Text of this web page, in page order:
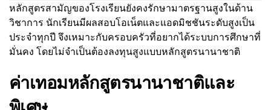
หลักสูตรสามัญของโรงเรียนยังคงรักษามาตรฐานสูงในด้าน
วิชาการ นักเรียนมีผลสอบโอเน็ตและแอดมิชชันระดับสูงเป็น
ประจำทุกปี จึงเหมาะกับครอบครัวที่อยากได้ระบบการศึกษาที่
มั่นคง โดยไม่จำเป็นต้องลงทุนสูงแบบหลักสูตรนานาชาติ
ค่าเทอมหลักสูตรนานาชาติและ